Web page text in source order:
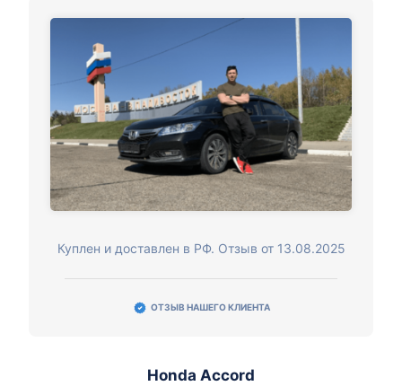
Куплен и доставлен в РФ. Отзыв от 13.08.2025
ОТЗЫВ НАШЕГО КЛИЕНТА
Honda Accord